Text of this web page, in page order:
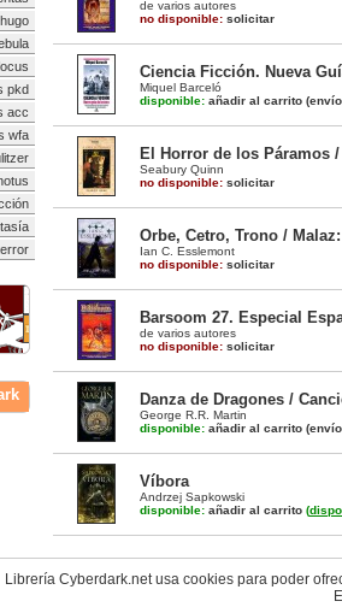
pkd
acc
wfa
de varios autores
no disponible: solicitar
Ciencia Ficción. Nueva
Miquel Barceló
disponible: añadir al carrito
El Horror de los Páramos
Seabury Quinn
no disponible: solicitar
Orbe, Cetro, Trono /
Ian C. Esslemont
no disponible: solicitar
Barsoom 27. Especial
de varios autores
no disponible: solicitar
Danza de Dragones /
George R.R. Martin
disponible: añadir al carrito
Víbora
Andrzej Sapkowski
disponible: añadir al carrito (
Librería Cyberdark.net usa cookies para poder